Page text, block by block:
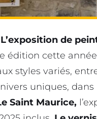
L’exposition de
édition cette
styles variés,
uniques,
Saint Maurice,